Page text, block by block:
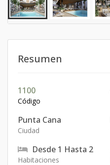
Resumen
1100
Código
Punta Cana
Ciudad
Desde 1 Hasta 2
Habitaciones